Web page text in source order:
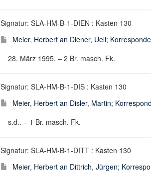
Signatur: SLA-HM-B-1-DIEN : Kasten 130
Meier, Herbert an Diener, Ueli;
28. März 1995. – 2 Br. masch. Fk.
Signatur: SLA-HM-B-1-DIS : Kasten 130
Meier, Herbert an Disler, Martin;
s.d.. – 1 Br. masch. Fk.
Signatur: SLA-HM-B-1-DITT : Kasten 130
Meier, Herbert an Dittrich, Jürgen;